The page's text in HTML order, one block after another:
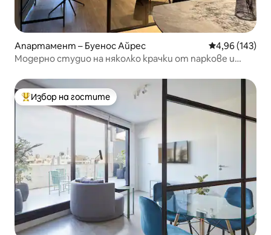
Апартамент – Буенос Айрес Средна
4,96 (143)
Модерно студио на няколко крачки от паркове и
Най-популярен избор на гостите
Избор на гостите